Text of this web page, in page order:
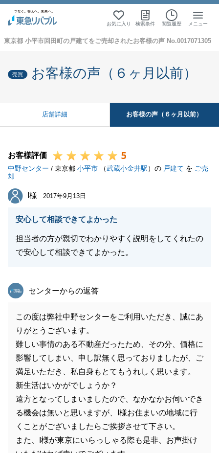
お気に入り 検索条件 閲覧履歴 メニュー
東京都 小平市回田町の戸建てをご売却されたお客様の声 No.0017071305
売買 お客様の声（６ヶ月以前）
店舗詳細 お客様の声（６ヶ月以前）
お客様評価 5
中野センター / 東京都 小平市 （武蔵小金井駅）の 戸建て を ご売
却
I様
I様 2017年9月13日
安心して相談できてよかった
担当者の方が親切でわかりやすく説明をしてくれたの
で安心して相談できてよかった。
東急リバブル
センターからの返答
この度は弊社中野センターをご利用いただき、誠にあ
りがとうございます。
難しい事情のある不動産だったため、その分、価格に
影響してしまい、申し訳無く思っておりましたが、ご
満足いただき、私自身もとてもうれしく思います。
新生活はいかがでしょうか？
遠方となってしまいましたので、なかなかお伺いでき
る機会は無いと思いますが、I様お住まいの地域に行
くことがございましたらご挨拶させて下さい。
また、I様が東京にいらっしゃる際も是非、お声掛け